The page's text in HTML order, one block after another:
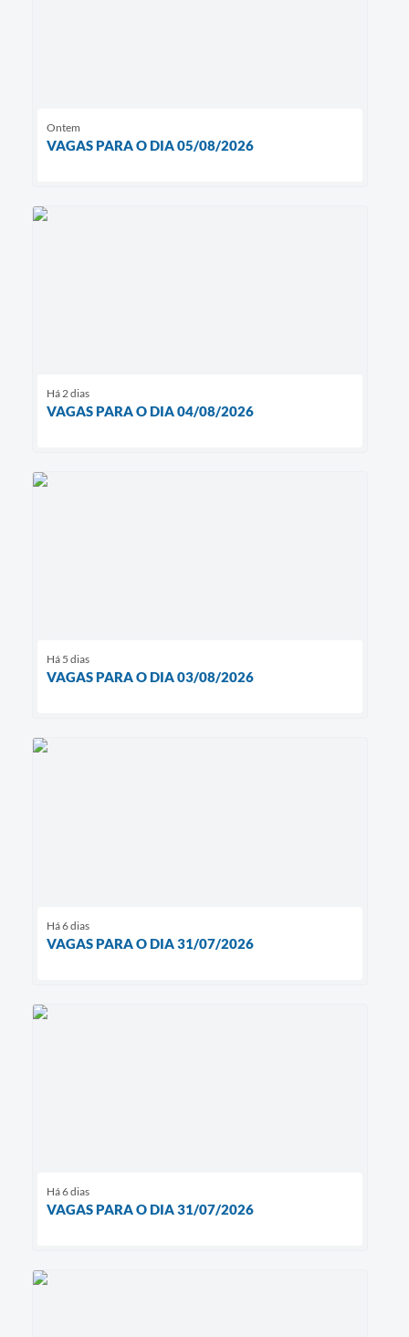
Ontem
VAGAS PARA O DIA 05/08/2026
Há 2 dias
VAGAS PARA O DIA 04/08/2026
Há 5 dias
VAGAS PARA O DIA 03/08/2026
Há 6 dias
VAGAS PARA O DIA 31/07/2026
Há 6 dias
VAGAS PARA O DIA 31/07/2026